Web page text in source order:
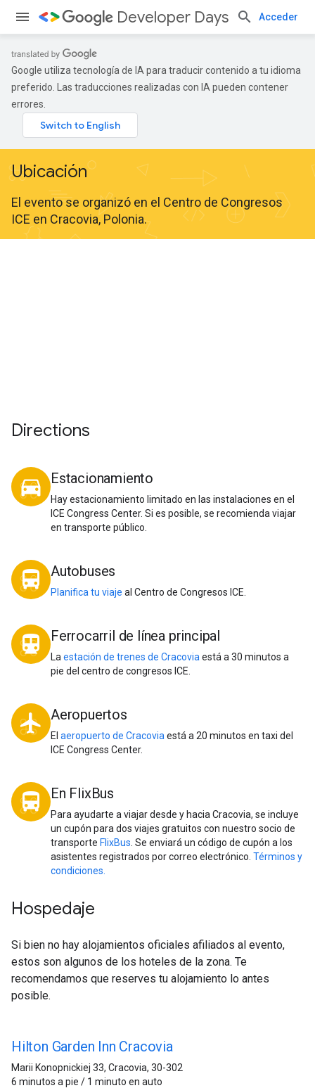
Developer Days Acceder
Google utiliza tecnología de IA para traducir contenido a tu idioma
preferido. Las traducciones realizadas con IA pueden contener
errores.
Ubicación
El evento se organizó en el Centro de Congresos
ICE en Cracovia, Polonia.
Directions
directions_car Estacionamiento
Hay estacionamiento limitado en las instalaciones en el
ICE Congress Center. Si es posible, se recomienda viajar
en transporte público.
directions_bus Autobuses
Planifica tu viaje al Centro de Congresos ICE.
directions_transit Ferrocarril de línea principal
La estación de trenes de Cracovia está a 30 minutos a
pie del centro de congresos ICE.
local_airport Aeropuertos
El aeropuerto de Cracovia está a 20 minutos en taxi del
ICE Congress Center.
directions_bus En FlixBus
Para ayudarte a viajar desde y hacia Cracovia, se incluye
un cupón para dos viajes gratuitos con nuestro socio de
transporte FlixBus . Se enviará un código de cupón a los
asistentes registrados por correo electrónico. Términos y
condiciones.
Hospedaje
Si bien no hay alojamientos oficiales afiliados al evento,
estos son algunos de los hoteles de la zona. Te
recomendamos que reserves tu alojamiento lo antes
posible.
Hilton Garden Inn Cracovia
Marii Konopnickiej 33, Cracovia, 30-302
6 minutos a pie / 1 minuto en auto